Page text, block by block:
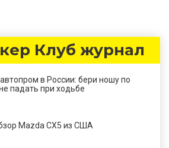
Клуб журнал
в России: бери ношу по
падать при ходьбе
Mazda CX5 из США